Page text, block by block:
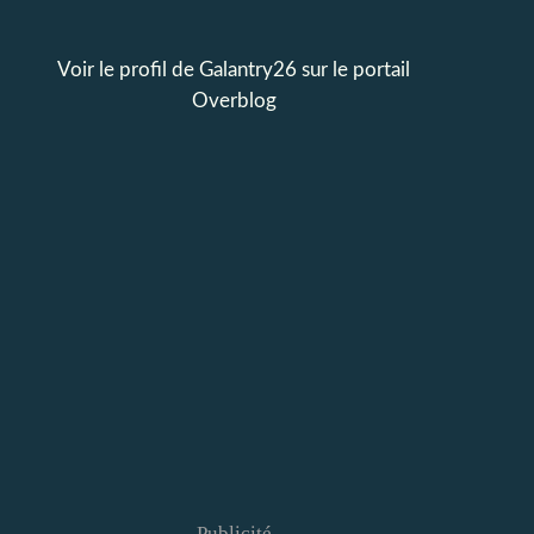
Voir le profil de Galantry26 sur le portail
Overblog